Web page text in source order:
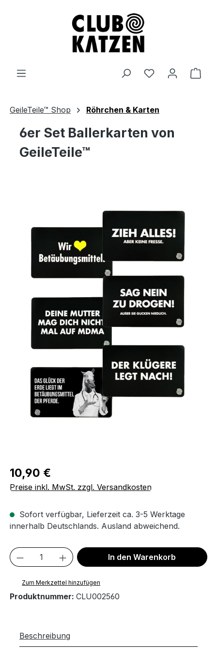
GeileTeile™ Shop Röhrchen & Karten
6er Set Ballerkarten von
GeileTeile™
Regulärer Preis:
10,90 €
Preise inkl. MwSt. zzgl. Versandkosten
Sofort verfügbar, Lieferzeit ca. 3-5 Werktage
innerhalb Deutschlands. Ausland abweichend.
Produkt Anzahl: Gib den gewünschten
In den Warenkorb
Zum Merkzettel hinzufügen
Produktnummer: CLU002560
Beschreibung